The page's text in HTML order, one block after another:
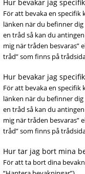
Hur bevakar jag
För att bevaka en specifik
länken när du befinner
en tråd så kan du
mig när tråden besvaras”
tråd” som finns på
Hur bevakar jag
För att bevaka en specifik
länken när du befinner
en tråd så kan du
mig när tråden besvaras”
tråd” som finns på
Hur tar jag bort mina
För att ta bort dina